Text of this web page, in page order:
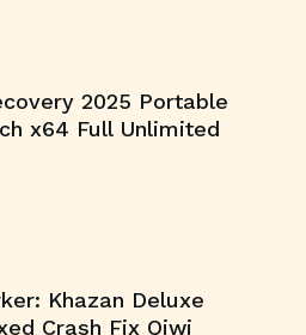
2025 Portable
x64 Full Unlimited
Khazan Deluxe
Crash Fix Qiwi